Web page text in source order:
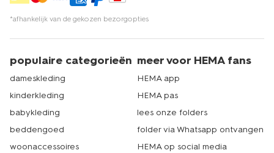
*afhankelijk van de gekozen bezorgopties
populaire categorieën
dameskleding
kinderkleding
babykleding
beddengoed
woonaccessoires
meer voor HEMA fans
HEMA app
HEMA pas
lees onze folders
folder via Whatsapp ontvangen
HEMA op social media